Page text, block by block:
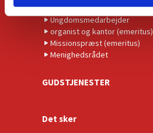
Relationsmedarbejder
Ungdomsmedarbejder
organist og kantor (emeritus)
Missionspræst (emeritus)
Menighedsrådet
GUDSTJENESTER
Det sker